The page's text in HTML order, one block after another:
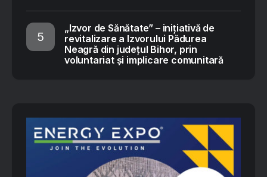
„Izvor de Sănătate” – inițiativă de
revitalizare a Izvorului Pădurea
Neagră din județul Bihor, prin
voluntariat și implicare comunitară